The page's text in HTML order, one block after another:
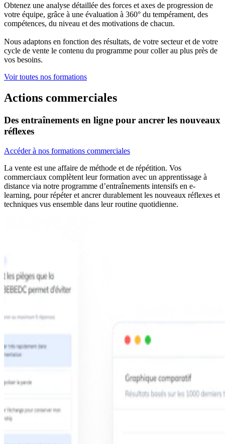
Obtenez une analyse détaillée des forces et axes de progression de
votre équipe, grâce à une évaluation à 360° du tempérament, des
compétences, du niveau et des motivations de chacun.
Nous adaptons en fonction des résultats, de votre secteur et de votre
cycle de vente le contenu du programme pour coller au plus près de
vos besoins.
Voir toutes nos formations
Actions commerciales
Des entraînements en ligne pour ancrer les nouveaux
réflexes
Accéder à nos formations commerciales
La vente est une affaire de méthode et de répétition. Vos
commerciaux complètent leur formation avec un apprentissage à
distance via notre programme d’entraînements intensifs en e-
learning, pour répéter et ancrer durablement les nouveaux réflexes et
techniques vus ensemble dans leur routine quotidienne.